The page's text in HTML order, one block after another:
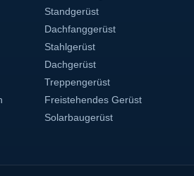
Standgerüst
Dachfanggerüst
Stahlgerüst
Dachgerüst
Treppengerüst
Freistehendes Gerüst
Solarbaugerüst